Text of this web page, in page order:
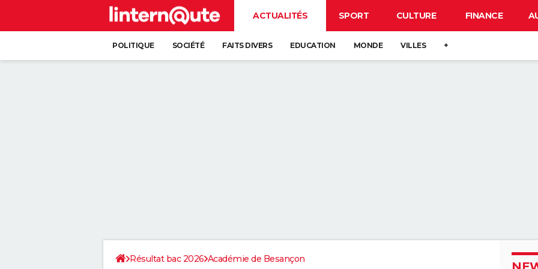
ACTUALITÉS SPORT CULTURE FINANCE
POLITIQUE SOCIÉTÉ FAITS DIVERS EDUCATION MONDE VILLES +
Résultat bac 2026 Académie de Besançon